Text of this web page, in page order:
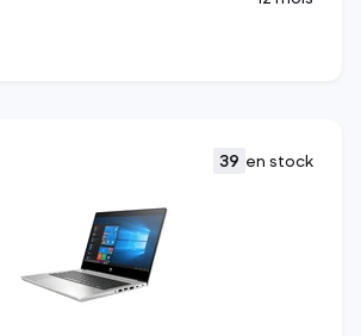
39 en stock